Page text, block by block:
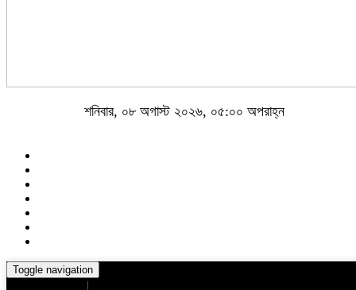
শনিবার, ০৮ অগাস্ট ২০২৬, ০৫:০০ অপরাহ্ন
Toggle navigation